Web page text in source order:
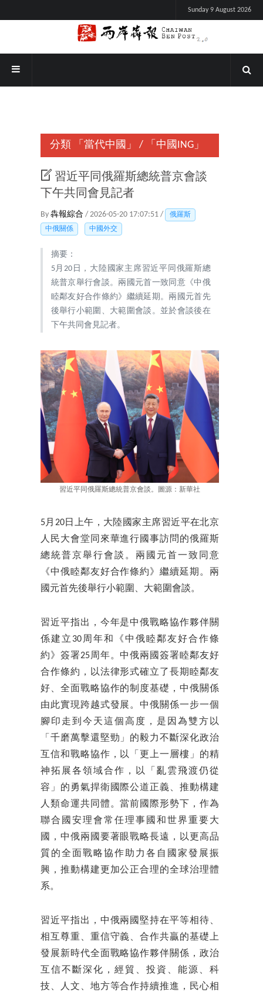
Sunday 9 August 2026
分類 「當代中國」 / 「中國ING」
習近平同俄羅斯總統普京會談
下午共同會見記者
By 犇報綜合 / 2026-05-20 17:07:51 /
俄羅斯
中俄關係
中國外交
摘要：
5月20日，大陸國家主席習近平同俄羅斯總
統普京舉行會談。兩國元首一致同意《中俄
睦鄰友好合作條約》繼續延期。兩國元首先
後舉行小範圍、大範圍會談。並於會談後在
下午共同會見記者。
習近平同俄羅斯總統普京會談。圖源：新華社
5月20日上午，大陸國家主席習近平在北京
人民大會堂同來華進行國事訪問的俄羅斯
總統普京舉行會談。兩國元首一致同意
《中俄睦鄰友好合作條約》繼續延期。兩
國元首先後舉行小範圍、大範圍會談。
習近平指出，今年是中俄戰略協作夥伴關
係建立30周年和《中俄睦鄰友好合作條
約》簽署25周年。中俄兩國簽署睦鄰友好
合作條約，以法律形式確立了長期睦鄰友
好、全面戰略協作的制度基礎，中俄關係
由此實現跨越式發展。中俄關係一步一個
腳印走到今天這個高度，是因為雙方以
「千磨萬擊還堅勁」的毅力不斷深化政治
互信和戰略協作，以「更上一層樓」的精
神拓展各領域合作，以「亂雲飛渡仍從
容」的勇氣捍衛國際公道正義、推動構建
人類命運共同體。當前國際形勢下，作為
聯合國安理會常任理事國和世界重要大
國，中俄兩國要著眼戰略長遠，以更高品
質的全面戰略協作助力各自國家發展振
興，推動構建更加公正合理的全球治理體
系。
習近平指出，中俄兩國堅持在平等相待、
相互尊重、重信守義、合作共贏的基礎上
發展新時代全面戰略協作夥伴關係，政治
互信不斷深化，經貿、投資、能源、科
技、人文、地方等合作持續推進，民心相